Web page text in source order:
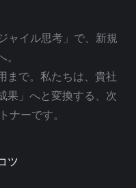
ャイル思考」で、新規
まで。私たちは、貴社
果」へと変換する、次
ーです。
ツ